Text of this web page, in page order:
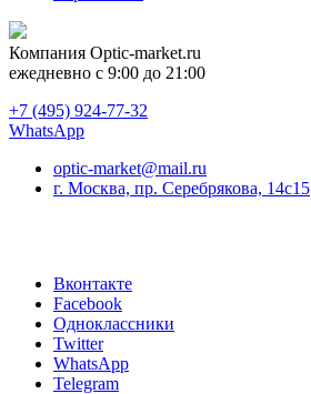
Компания Optic-market.ru
ежедневно с 9:00 до 21:00
+7 (495) 924-77-32
WhatsApp
optic-market@mail.ru
г. Москва, пр. Серебрякова, 14с15
Вконтакте
Facebook
Одноклассники
Twitter
WhatsApp
Telegram